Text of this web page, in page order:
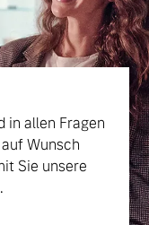
in allen Fragen
Wunsch
Sie unsere